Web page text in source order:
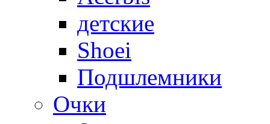
детские
Shoei
Подшлемники
Очки